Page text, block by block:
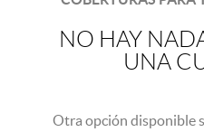
NO HAY
UNA
Otra opción disponible